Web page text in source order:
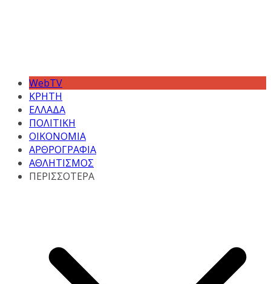
WebTV
ΚΡΗΤΗ
ΕΛΛΑΔΑ
ΠΟΛΙΤΙΚΗ
ΟΙΚΟΝΟΜΙΑ
ΑΡΘΡΟΓΡΑΦΙΑ
ΑΘΛΗΤΙΣΜΟΣ
ΠΕΡΙΣΣΟΤΕΡΑ